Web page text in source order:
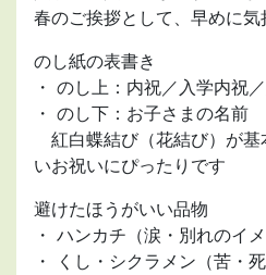
春のご挨拶として、早めに
のし紙の表書き
・ のし上：内祝／入学内祝
・ のし下：お子さまの名前
紅白蝶結び（花結び）が基
いお祝いにぴったりです
避けたほうがいい品物
・ ハンカチ（涙・別れのイメ
・ くし・シクラメン（苦・死